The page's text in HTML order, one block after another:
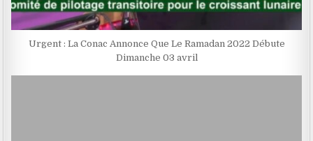
Urgent : La Conac Annonce Que Le Ramadan 2022 Débute
Dimanche 03 avril